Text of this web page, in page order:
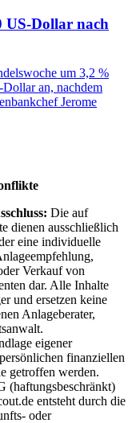
US-Dollar nach
um 3,2 %
an, nachdem
Jerome
Die auf
dienen ausschließlich
eine individuelle
Verkauf von
dar. Alle Inhalte
und ersetzen keine
Anlageberater,
eigener
finanziellen
getroffen werden.
(haftungsbeschränkt)
entsteht durch die
oder